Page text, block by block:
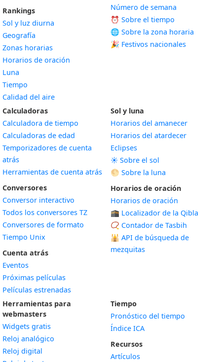
Rankings
Sol y luz diurna
Geografía
Zonas horarias
Horarios de oración
Luna
Tiempo
Calidad del aire
Número de semana
⏰ Sobre el tiempo
🌐 Sobre la zona horaria
🎉 Festivos nacionales
Calculadoras
Calculadora de tiempo
Calculadoras de edad
Temporizadores de cuenta
atrás
Herramientas de cuenta atrás
Conversores
Conversor interactivo
Todos los conversores TZ
Conversores de formato
Tiempo Unix
Cuenta atrás
Eventos
Próximas películas
Películas estrenadas
Sol y luna
Horarios del amanecer
Horarios del atardecer
Eclipses
☀️ Sobre el sol
🌕 Sobre la luna
Horarios de oración
Horarios de oración
🕋 Localizador de la Qibla
📿 Contador de Tasbih
🕌 API de búsqueda de
mezquitas
Herramientas para
webmasters
Widgets gratis
Reloj analógico
Reloj digital
Tiempo
Pronóstico del tiempo
Índice ICA
Recursos
Artículos